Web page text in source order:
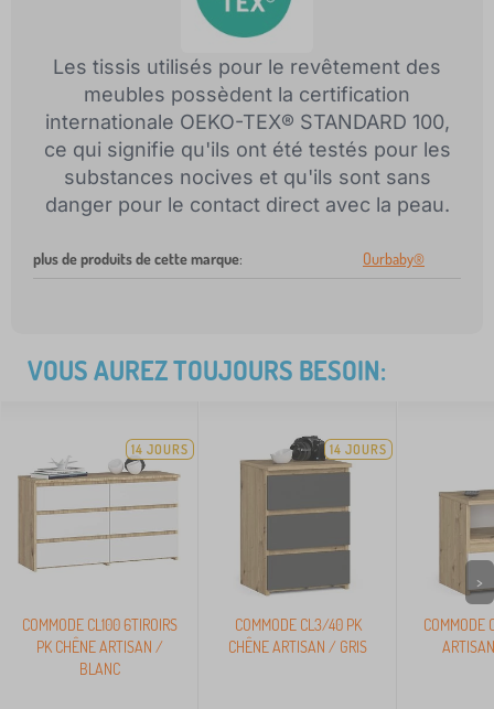
Les tissis utilisés pour le revêtement des
meubles possèdent la certification
internationale OEKO-TEX® STANDARD 100,
ce qui signifie qu'ils ont été testés pour les
substances nocives et qu'ils sont sans
danger pour le contact direct avec la peau.
plus de produits de cette marque: Ourbaby®
VOUS AUREZ TOUJOURS BESOIN:
14 JOURS
COMMODE CL100 6TIROIRS
PK CHÊNE ARTISAN /
BLANC
14 JOURS
COMMODE CL3/40 PK
CHÊNE ARTISAN / GRIS
COMMODE
>